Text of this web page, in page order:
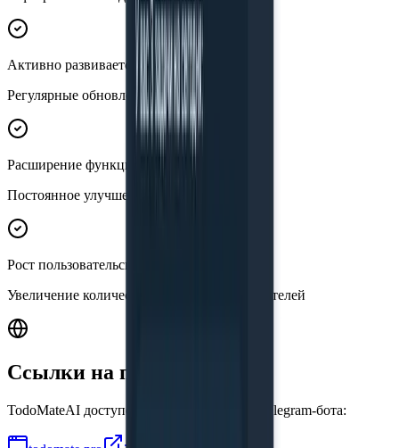
Активно развивается
Регулярные обновления
Расширение функциональности ИИ-агента
Постоянное улучшение
Рост пользовательской базы
Увеличение количества активных пользователей
Ссылки на проект
TodoMateAI доступен в виде веб-сайта и Telegram-бота: